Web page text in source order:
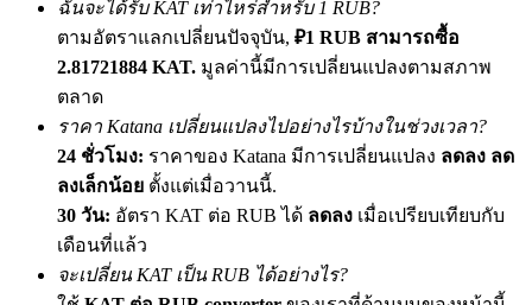
Deposit CASHCAT & Win
Share 500000 CASHCAT prize pool
Exclusive for BitMart Users
ฉันจะได้รับ KAT เท่าไหร่สำหรับ 1 RUB?
ตามอัตราแลกเปลี่ยนปัจจุบัน, ₽1 RUB สามารถซื้อ
2.81721884 KAT. มูลค่านี้มีการเปลี่ยนแปลงตามสภาพ
ตลาด
ราคา Katana เปลี่ยนแปลงไปอย่างไรบ้างในช่วงเวลา?
24 ชั่วโมง: ราคาของ Katana มีการเปลี่ยนแปลง ลดลง ลด
ลงเล็กน้อย ตั้งแต่เมื่อวานนี้.
30 วัน: อัตรา KAT ต่อ RUB ได้ ลดลง เมื่อเปรียบเทียบกับ
เดือนที่แล้ว
จะเปลี่ยน KAT เป็น RUB ได้อย่างไร?